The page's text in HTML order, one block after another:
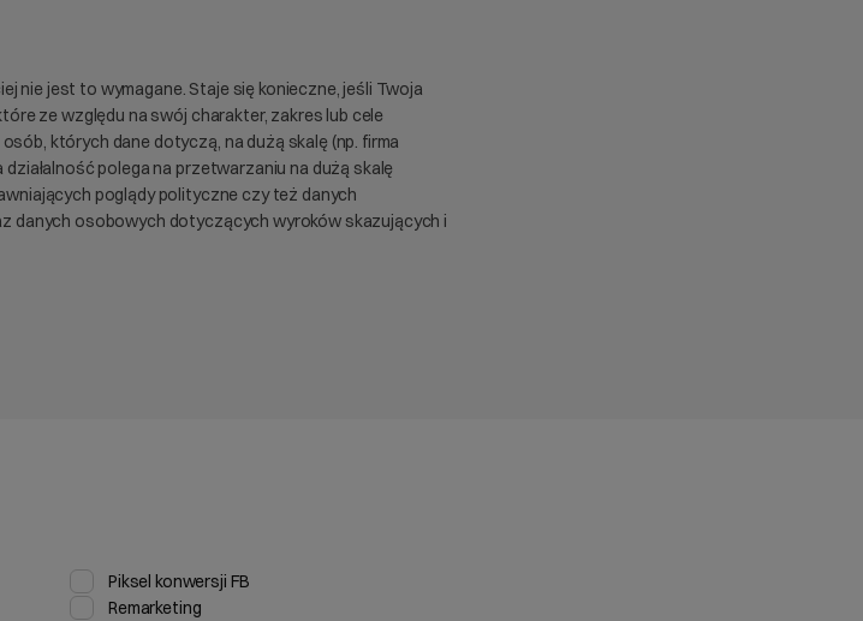
nie jest to wymagane. Staje się konieczne, jeśli Twoja
ze względu na swój charakter, zakres lub cele
których dane dotyczą, na dużą skalę (np. firma
polega na przetwarzaniu na dużą skalę
poglądy polityczne czy też danych
danych osobowych dotyczących wyroków skazujących i
Piksel konwersji FB
Remarketing